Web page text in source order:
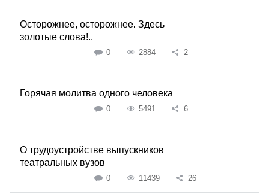
Осторожнее, осторожнее. Здесь
золотые слова!..
0 2884 2
Горячая молитва одного человека
0 5491 6
О трудоустройстве выпускников
театральных вузов
0 11439 26